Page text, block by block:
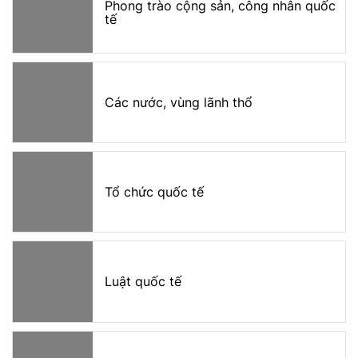
Phong trào cộng sản, công nhân quốc
tế
Các nước, vùng lãnh thổ
Tổ chức quốc tế
Luật quốc tế